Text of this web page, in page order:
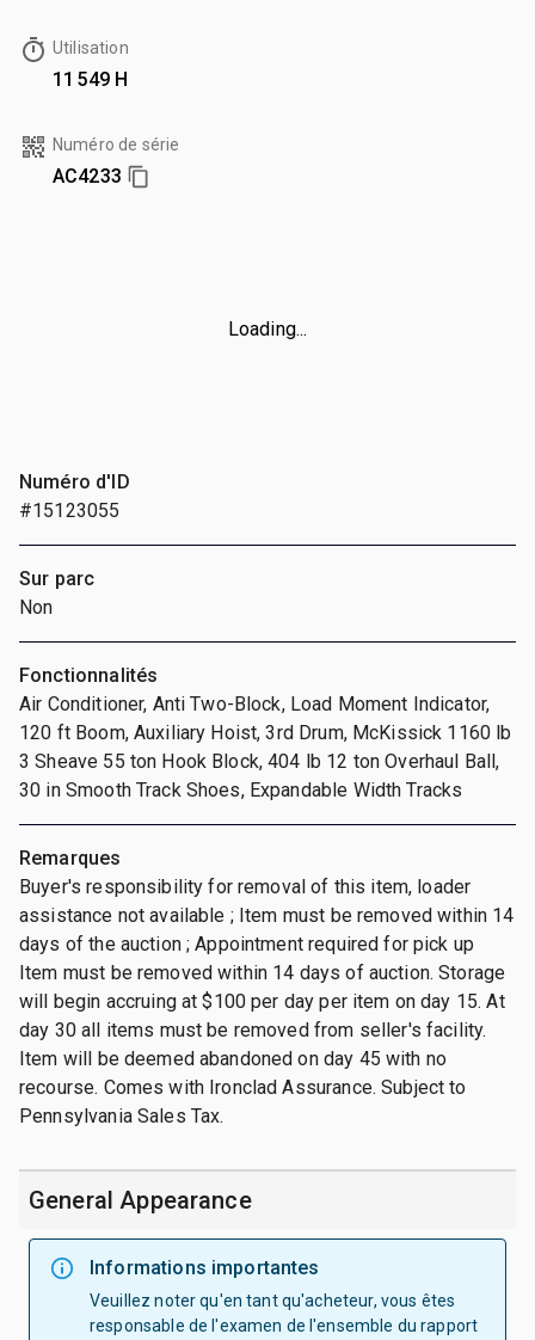
Utilisation
11 549 H
Numéro de série
AC4233
Loading...
Numéro d'ID
#15123055
Sur parc
Non
Fonctionnalités
Air Conditioner, Anti Two-Block, Load Moment Indicator,
120 ft Boom, Auxiliary Hoist, 3rd Drum, McKissick 1160 lb
3 Sheave 55 ton Hook Block, 404 lb 12 ton Overhaul Ball,
30 in Smooth Track Shoes, Expandable Width Tracks
Remarques
Buyer's responsibility for removal of this item, loader
assistance not available ; Item must be removed within 14
days of the auction ; Appointment required for pick up
Item must be removed within 14 days of auction. Storage
will begin accruing at $100 per day per item on day 15. At
day 30 all items must be removed from seller's facility.
Item will be deemed abandoned on day 45 with no
recourse. Comes with Ironclad Assurance. Subject to
Pennsylvania Sales Tax.
General Appearance
Informations importantes
Veuillez noter qu'en tant qu'acheteur, vous êtes
responsable de l'examen de l'ensemble du rapport